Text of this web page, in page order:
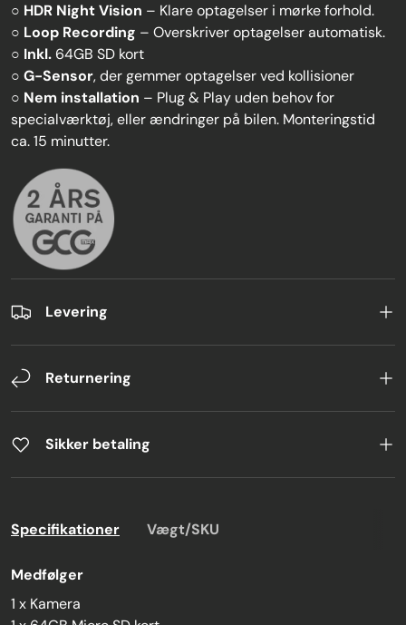
○ HDR Night Vision – Klare optagelser i mørke forhold.
○ Loop Recording – Overskriver optagelser automatisk.
○ Inkl. 64GB SD kort
○ G-Sensor, der gemmer optagelser ved kollisioner
○ Nem installation – Plug & Play uden behov for
specialværktøj, eller ændringer på bilen. Monteringstid
ca. 15 minutter.
Levering
Returnering
Sikker betaling
Specifikationer Vægt/SKU
Medfølger
1 x Kamera